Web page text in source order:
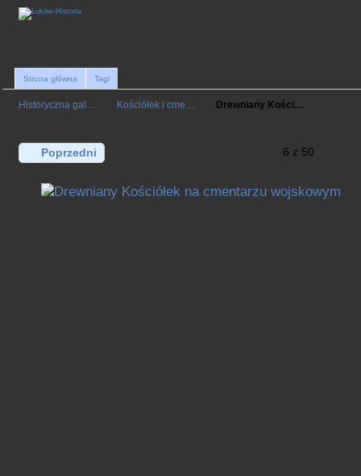
Strona główna Tagi
Historyczna gal… Kościółek i cme… Drewniany Kości…
Poprzedni 6 z 50